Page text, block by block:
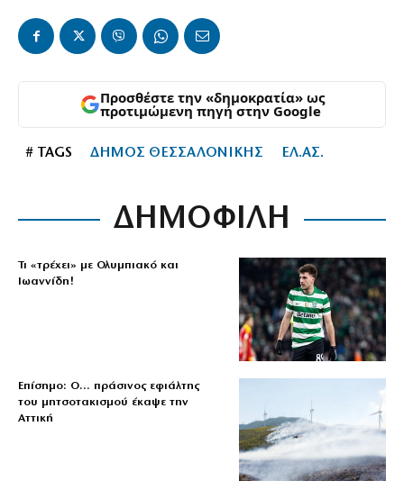
Προσθέστε την «δημοκρατία» ως
προτιμώμενη πηγή στην Google
# TAGS ΔΗΜΟΣ ΘΕΣΣΑΛΟΝΙΚΗΣ ΕΛ.ΑΣ.
ΔΗΜΟΦΙΛΗ
Τι «τρέχει» με Ολυμπιακό και
Ιωαννίδη!
Επίσημο: Ο… πράσινος εφιάλτης
του μητσοτακισμού έκαψε την
Αττική